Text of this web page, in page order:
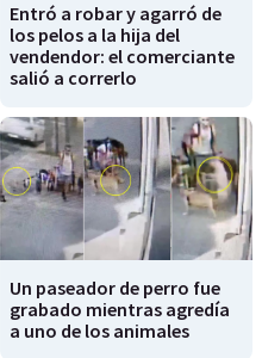
Entró a robar y agarró de
los pelos a la hija del
vendendor: el comerciante
salió a correrlo
Un paseador de perro fue
grabado mientras agredía
a uno de los animales